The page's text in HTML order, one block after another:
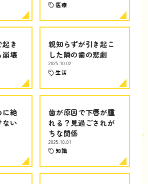
医療
き
崩壊
親知らずが引き起こ
した隣の歯の悲劇
2025.10.02
生活
に絶
ない
歯が原因で下唇が腫
れる？見過ごされが
ちな関係
2025.10.01
知識